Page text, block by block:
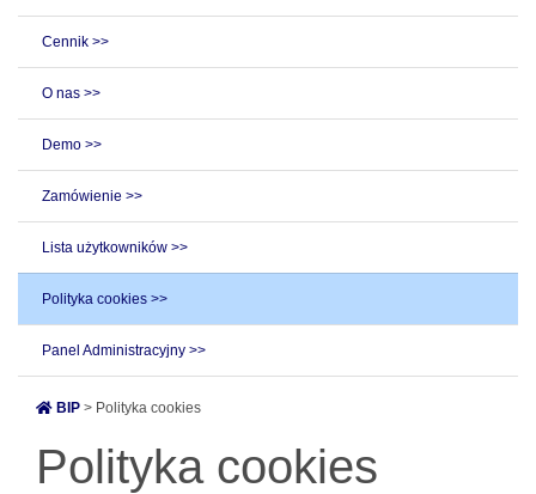
Cennik >>
O nas >>
Demo >>
Zamówienie >>
Lista użytkowników >>
Polityka cookies >>
Panel Administracyjny >>
BIP > Polityka cookies
Polityka cookies